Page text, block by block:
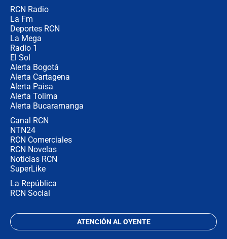
RCN Radio
La Fm
Deportes RCN
La Mega
Radio 1
El Sol
Alerta Bogotá
Alerta Cartagena
Alerta Paisa
Alerta Tolima
Alerta Bucaramanga
Canal RCN
NTN24
RCN Comerciales
RCN Novelas
Noticias RCN
SuperLike
La República
RCN Social
ATENCIÓN AL OYENTE